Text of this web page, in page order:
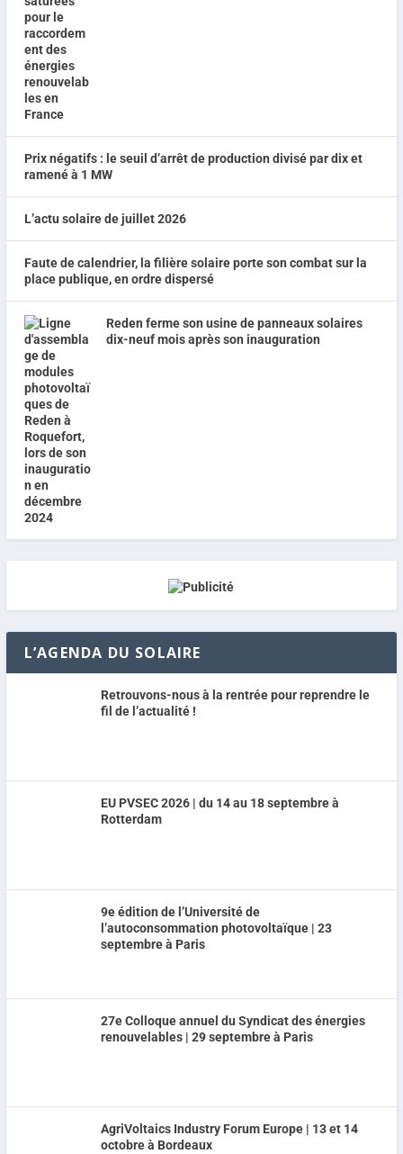
Prix négatifs : le seuil d’arrêt de production divisé par dix et
ramené à 1 MW
L’actu solaire de juillet 2026
Faute de calendrier, la filière solaire porte son combat sur la
place publique, en ordre dispersé
Reden ferme son usine de panneaux solaires
dix-neuf mois après son inauguration
L’AGENDA DU SOLAIRE
Retrouvons-nous à la rentrée pour reprendre le
fil de l’actualité !
EU PVSEC 2026 | du 14 au 18 septembre à
Rotterdam
9e édition de l’Université de
l’autoconsommation photovoltaïque | 23
septembre à Paris
27e Colloque annuel du Syndicat des énergies
renouvelables | 29 septembre à Paris
AgriVoltaics Industry Forum Europe | 13 et 14
octobre à Bordeaux